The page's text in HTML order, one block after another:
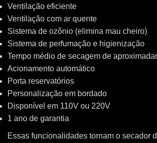
Ventilação eficiente
Ventilação com ar quente
Sistema de ozônio (elimina mau cheiro)
Sistema de perfumação e higienização
Tempo médio de secagem de
Acionamento automático
Porta reservatórios
Personalização em bordado
Disponível em 110V ou 220V
1 ano de garantia
Essas funcionalidades tornam o secador